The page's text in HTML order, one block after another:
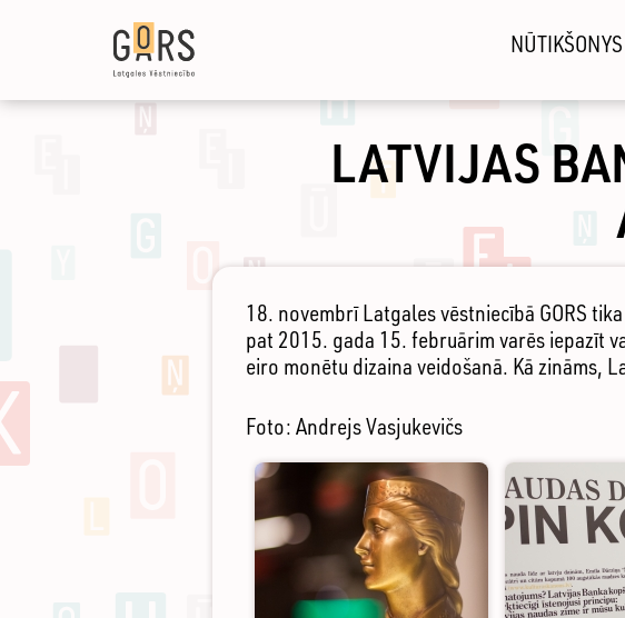
NŪTIKŠONYS
LATVIJAS
18. novembrī Latgales vēstniecībā GORS
pat 2015. gada 15. februārim varēs iepazīt
eiro monētu dizaina veidošanā. Kā zināms,
Foto: Andrejs Vasjukevičs